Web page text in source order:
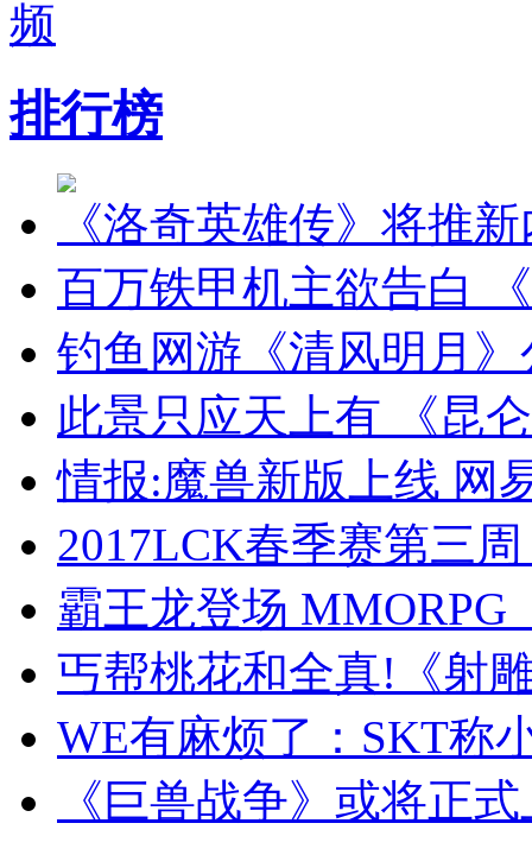
频
排行榜
《洛奇英雄传》将推
百万铁甲机主欲告白
钓鱼网游《清风明月
此景只应天上有 《昆
情报:魔兽新版上线 网
2017LCK春季赛第三
霸王龙登场 MMORPG
丐帮桃花和全真!《射
WE有麻烦了：SKT称
《巨兽战争》或将正